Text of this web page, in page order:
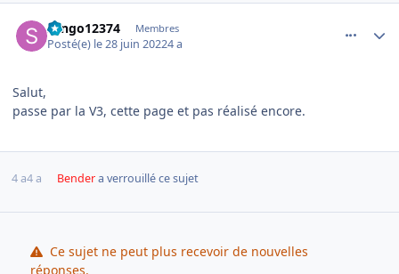
sango12374 Membres
Posté(e) le 28 juin 20224 a
Salut,
passe par la V3, cette page et pas réalisé encore.
4 a4 a Bendera verrouillé ce sujet
Ce sujet ne peut plus recevoir de nouvelles
réponses.